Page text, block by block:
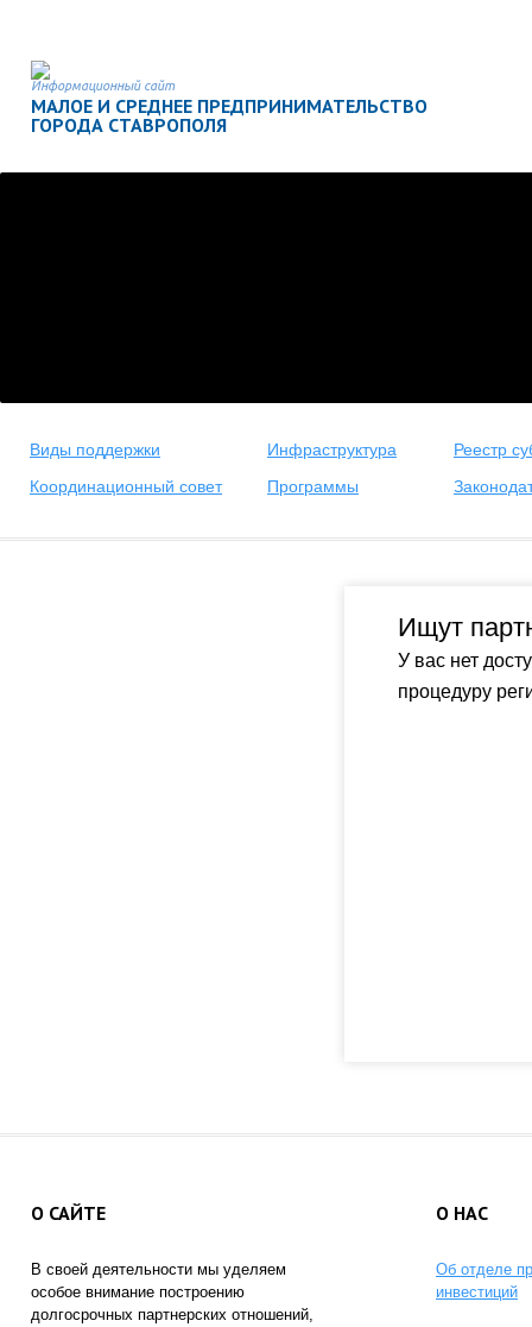
Информационный сайт
МАЛОЕ И СРЕДНЕЕ ПРЕДПРИНИМАТЕЛЬСТВО
ГОРОДА СТАВРОПОЛЯ
Виды поддержки Инфраструктура
Реестр
Координационный совет
Программы
Ищут
У вас нет
процедуру
О САЙТЕ
В своей деятельности мы уделяем
особое внимание построению
долгосрочных партнерских отношений,
О НАС
Об отделе
инвестиций